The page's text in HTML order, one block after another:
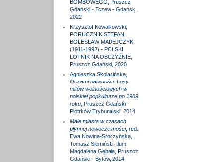
BOMBOWEGO, Pruszcz
Gdański - Tczew - Gdańsk,
2022
Krzysztof Kowalkowski,
PORUCZNIK STEFAN
BOLESŁAW MADEJCZYK
(1911-1992) - POLSKI
LOTNIK NA OBCZYŹNIE,
Pruszcz Gdański, 2020
Agnieszka Skolasińska,
Oczami naiwności. Losy
mitów wolnościowych w
polskiej popkulturze po 1989
roku, Pruszcz Gdański -
Piotrków Trybunalski, 2014
Małe miasta w czasach
płynnej nowoczesności, red.
Ewa Nowina-Sroczyńska,
Tomasz Siemiński, tłum.
Magdalena Gębala, Pruszcz
Gdański - Bytów, 2014